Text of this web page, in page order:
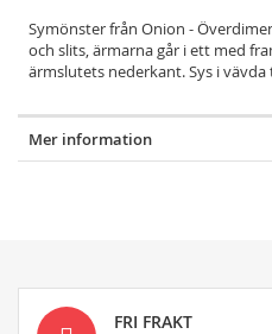
Symönster från Onion -
och slits, ärmarna går i ett med
ärmslutets nederkant. Sys i vävda
Mer information
FRI FRAKT